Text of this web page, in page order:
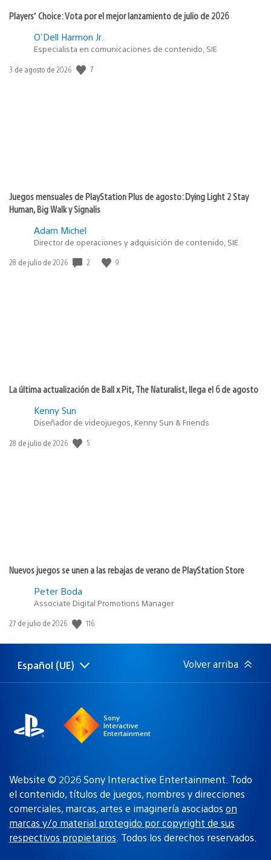
Players’ Choice: Vota por el mejor lanzamiento de julio de 2026
O'Dell Harmon Jr.
Especialista en comunicaciones de contenido, SIE
Fecha
3 de agosto de 2026 7
Juegos mensuales de PlayStation Plus de agosto: Dying Light 2 Stay
Human, Big Walk y Signalis
Adam Michel
Director de operaciones y adquisición de contenido, SIE
Fecha
28 de julio de 2026 2 9
La última actualización de Ball x Pit, The Naturalist, llega el 6 de agosto
Kenny Sun
Diseñador de videojuegos, Kenny Sun & Friends
Fecha
28 de julio de 2026 5
Nuevos juegos se unen a las rebajas de verano de PlayStation Store
Peter Boda
Associate Digital Promotions Manager
Fecha
publicación:
27 de julio de 2026 116
Selecciona
una
Región
actual:
Español (UE) Volver arriba
Sony
Interactive
Entertainment
Website © 2026 Sony Interactive Entertainment. Todo
el contenido, títulos de juegos, nombres y direcciones
comerciales, marcas, artes e imaginería asociados on
marcas y/o material protegido por copyright de sus
respectivos propietarios. Todos los derechos reservados.